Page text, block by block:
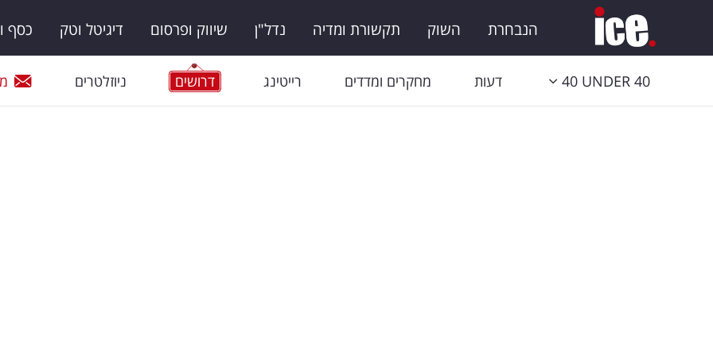
הנבחרת השוק תקשורת ומדיה נדל"ן שיווק ופרסום דיגיטל וטק כסף
40 UNDER 40 דעות מחקרים ומדדים רייטינג דרושים ניוזלטרים